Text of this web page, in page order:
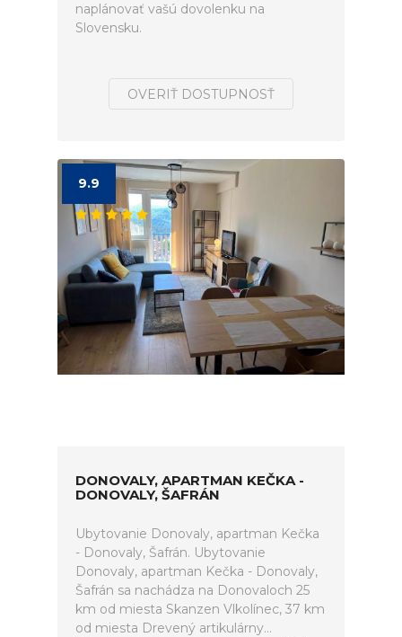
naplánovať vašú dovolenku na
Slovensku.
OVERIŤ DOSTUPNOSŤ
9.9
DONOVALY, APARTMAN KEČKA -
DONOVALY, ŠAFRÁN
Ubytovanie Donovaly, apartman Kečka
- Donovaly, Šafrán. Ubytovanie
Donovaly, apartman Kečka - Donovaly,
Šafrán sa nachádza na Donovaloch 25
km od miesta Skanzen Vlkolínec, 37 km
od miesta Drevený artikulárny...